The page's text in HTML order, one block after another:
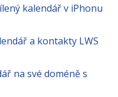
kalendář v iPhonu
a kontakty LWS
na své doméně s